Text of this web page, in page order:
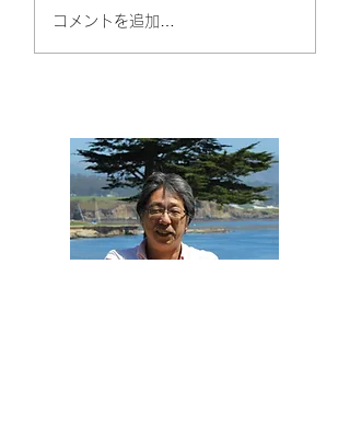
家督は兄にお還し申
す ～水戸黄門と畠山
コメントを追加…